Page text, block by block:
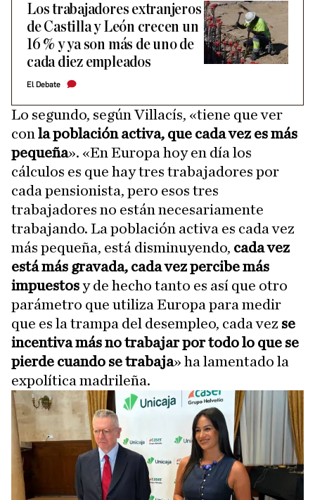
Los trabajadores extranjeros
de Castilla y León crecen un
16 % y ya son más de uno de
cada diez empleados
El Debate
Lo segundo, según Villacís, «tiene que ver
con la población activa, que cada vez es más
pequeña». «En Europa hoy en día los
cálculos es que hay tres trabajadores por
cada pensionista, pero esos tres
trabajadores no están necesariamente
trabajando. La población activa es cada vez
más pequeña, está disminuyendo, cada vez
está más gravada, cada vez percibe más
impuestosy de hecho tanto es así que otro
parámetro que utiliza Europa para medir
que es la trampa del desempleo, cada vez se
incentiva más no trabajar por todo lo que se
pierde cuando se trabaja» ha lamentado la
expolítica madrileña.